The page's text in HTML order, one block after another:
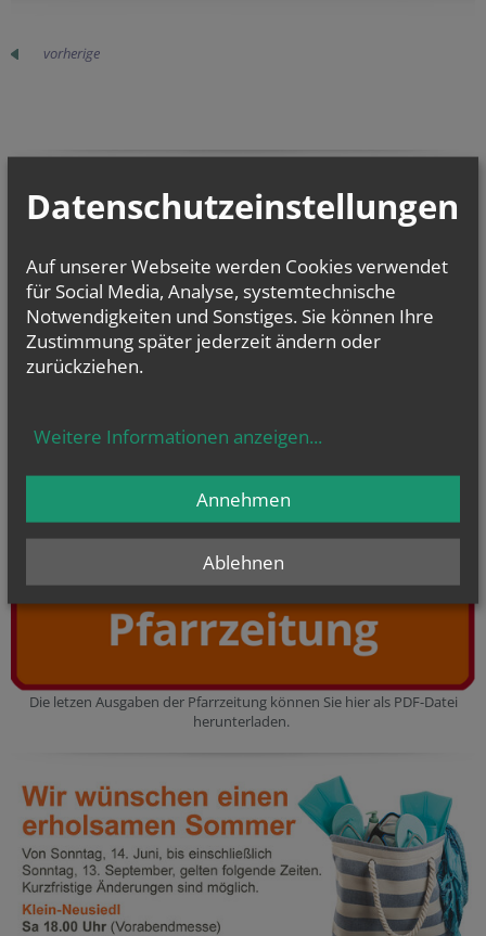
vorherige
Neu!Informieren Sie sich über alle Gottesdienste und Angebote im
laufenden Monat.
Den aktuellen Wochenplan können Sie hier als PDF-Datei
herunterladen.
Die letzen Ausgaben der Pfarrzeitung können Sie hier als PDF-Datei
herunterladen.
Datenschutzeinstellungen
Auf unserer Webseite werden Cookies verwendet
für Social Media, Analyse, systemtechnische
Notwendigkeiten und Sonstiges. Sie können Ihre
Zustimmung später jederzeit ändern oder
zurückziehen.
Weitere Informationen anzeigen...
Ablehnen
Annehmen